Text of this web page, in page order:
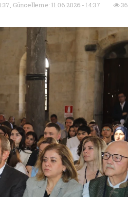
Güncelleme: 11.06.2026 - 14:37